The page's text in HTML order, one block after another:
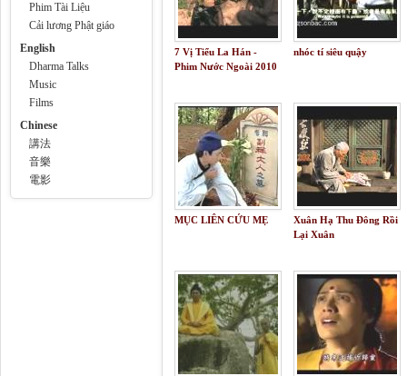
Phim Tài Liệu
Cải lương Phật giáo
English
Dharma Talks
Music
Films
Chinese
講法
音樂
電影
7 Vị Tiểu La Hán -
Phim Nước Ngoài 2010
nhóc tí siêu quậy
MỤC LIÊN CỨU MẸ
Xuân Hạ Thu Đông Rồi
Lại Xuân